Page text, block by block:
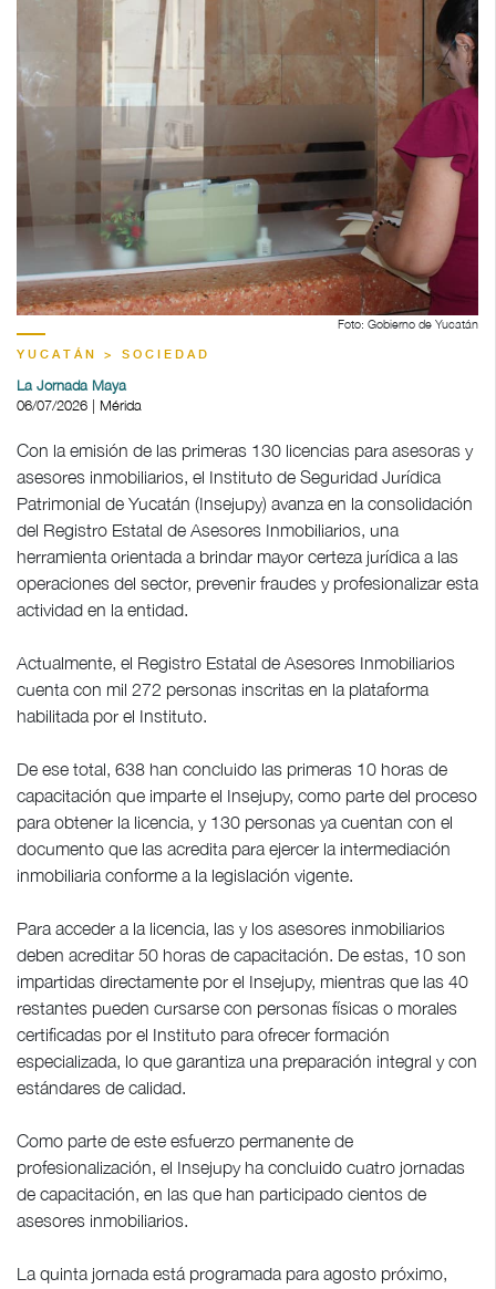
Foto: Gobierno de Yucatán
YUCATÁN > SOCIEDAD
La Jornada Maya
06/07/2026 | Mérida
Con la emisión de las primeras 130 licencias para asesoras y
asesores inmobiliarios, el Instituto de Seguridad Jurídica
Patrimonial de Yucatán (Insejupy) avanza en la consolidación
del Registro Estatal de Asesores Inmobiliarios, una
herramienta orientada a brindar mayor certeza jurídica a las
operaciones del sector, prevenir fraudes y profesionalizar esta
actividad en la entidad.
Actualmente, el Registro Estatal de Asesores Inmobiliarios
cuenta con mil 272 personas inscritas en la plataforma
habilitada por el Instituto.
De ese total, 638 han concluido las primeras 10 horas de
capacitación que imparte el Insejupy, como parte del proceso
para obtener la licencia, y 130 personas ya cuentan con el
documento que las acredita para ejercer la intermediación
inmobiliaria conforme a la legislación vigente.
Para acceder a la licencia, las y los asesores inmobiliarios
deben acreditar 50 horas de capacitación. De estas, 10 son
impartidas directamente por el Insejupy, mientras que las 40
restantes pueden cursarse con personas físicas o morales
certificadas por el Instituto para ofrecer formación
especializada, lo que garantiza una preparación integral y con
estándares de calidad.
Como parte de este esfuerzo permanente de
profesionalización, el Insejupy ha concluido cuatro jornadas
de capacitación, en las que han participado cientos de
asesores inmobiliarios.
La quinta jornada está programada para agosto próximo,